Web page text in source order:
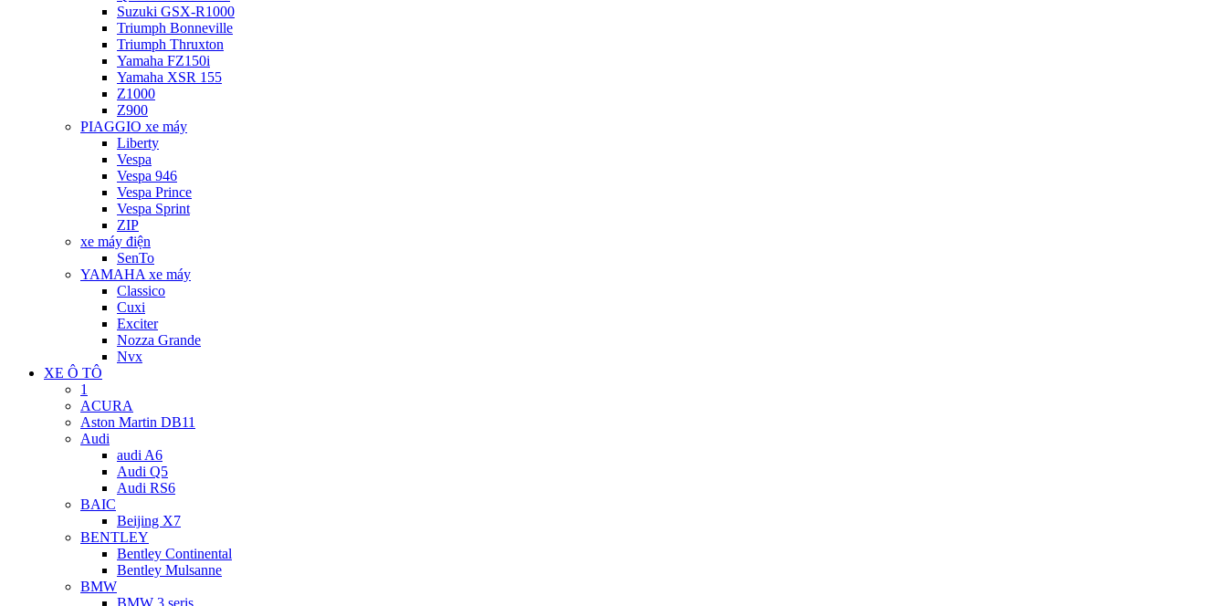
Suzuki GSX-R1000
Triumph Bonneville
Triumph Thruxton
Yamaha FZ150i
Yamaha XSR 155
Z1000
Z900
PIAGGIO xe máy
Liberty
Vespa
Vespa 946
Vespa Prince
Vespa Sprint
ZIP
xe máy điện
SenTo
YAMAHA xe máy
Classico
Cuxi
Exciter
Nozza Grande
Nvx
XE Ô TÔ
1
ACURA
Aston Martin DB11
Audi
audi A6
Audi Q5
Audi RS6
BAIC
Beijing X7
BENTLEY
Bentley Continental
Bentley Mulsanne
BMW
BMW 3 seris